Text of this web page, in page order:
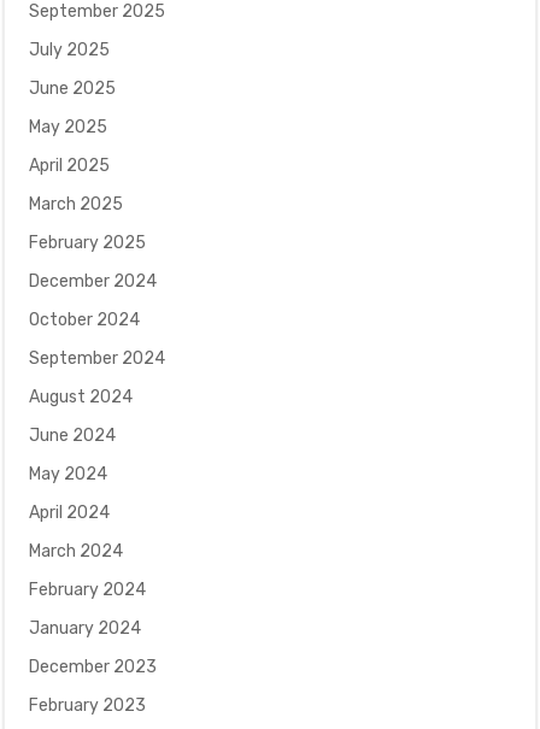
September 2025
July 2025
June 2025
May 2025
April 2025
March 2025
February 2025
December 2024
October 2024
September 2024
August 2024
June 2024
May 2024
April 2024
March 2024
February 2024
January 2024
December 2023
February 2023